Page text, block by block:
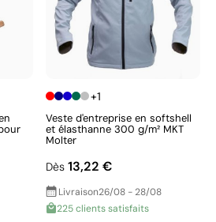
+1
Veste d'entreprise en softshell
et élasthanne 300 g/m² MKT
Molter
Dès 13,22 €
Livraison26/08 - 28/08
225 clients satisfaits